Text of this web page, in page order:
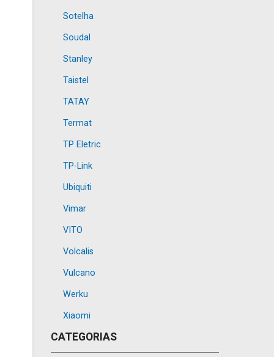
Sotelha
Soudal
Stanley
Taistel
TATAY
Termat
TP Eletric
TP-Link
Ubiquiti
Vimar
VITO
Volcalis
Vulcano
Werku
Xiaomi
CATEGORIAS